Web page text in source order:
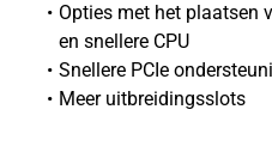
Opties met het plaatsen
en snellere CPU
Snellere PCIe
Meer uitbreidingsslots